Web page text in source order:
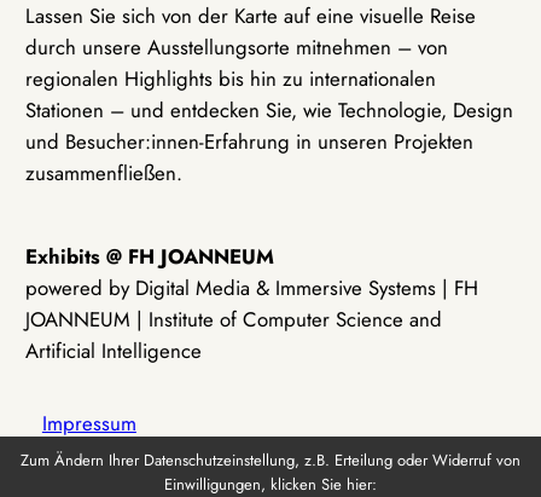
Lassen Sie sich von der Karte auf eine visuelle Reise
durch unsere Ausstellungsorte mitnehmen – von
regionalen Highlights bis hin zu internationalen
Stationen – und entdecken Sie, wie Technologie, Design
und Besucher:innen-Erfahrung in unseren Projekten
zusammenfließen.
Exhibits @ FH JOANNEUM
powered by Digital Media & Immersive Systems | FH
JOANNEUM | Institute of Computer Science and
Artificial Intelligence
Impressum
Zum Ändern Ihrer Datenschutzeinstellung, z.B. Erteilung oder Widerruf von
Einwilligungen, klicken Sie hier: